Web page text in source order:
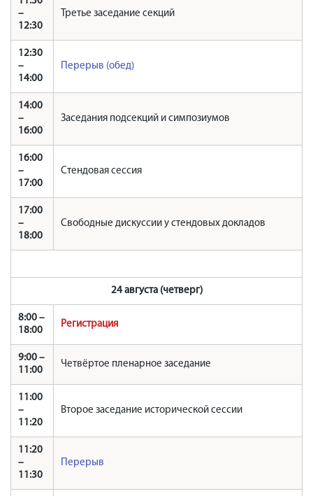
–
12:30
Третье заседание секций
12:30
–
14:00
Перерыв (обед)
14:00
–
16:00
Заседания подсекций и симпозиумов
16:00
–
17:00
Стендовая сессия
17:00
–
18:00
Свободные дискуссии у стендовых докладов
24 августа (четверг)
8:00 –
18:00
Регистрация
9:00 –
11:00
Четвёртое пленарное заседание
11:00
–
11:20
Второе заседание исторической сессии
11:20
–
11:30
Перерыв